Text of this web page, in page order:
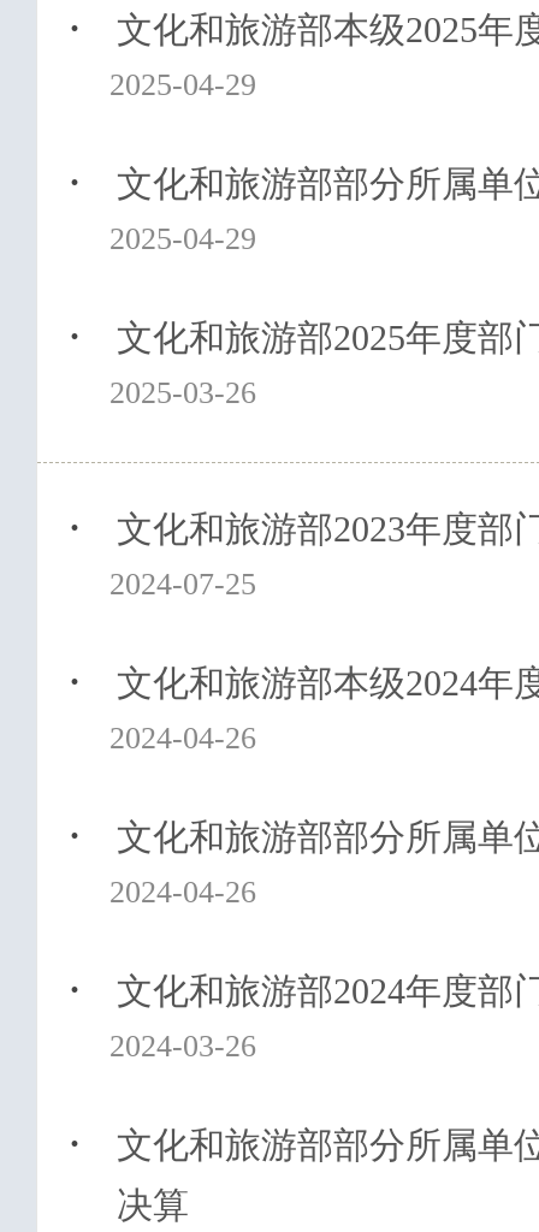
· 文化和旅游部本级2025年
2025-04-29
· 文化和旅游部部分所属单
2025-04-29
· 文化和旅游部2025年度部
2025-03-26
· 文化和旅游部2023年度部
2024-07-25
· 文化和旅游部本级2024年
2024-04-26
· 文化和旅游部部分所属单
2024-04-26
· 文化和旅游部2024年度部
2024-03-26
·
文化和旅游部部分所属单
决算